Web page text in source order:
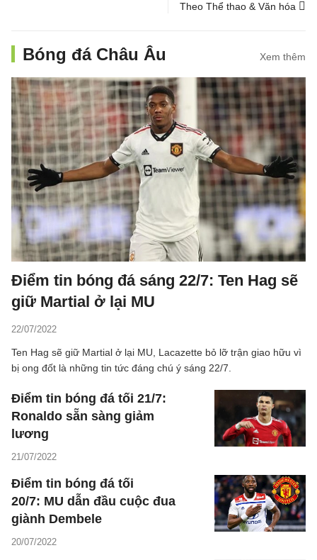
Theo Thể thao & Văn hóa
Bóng đá Châu Âu Xem thêm
Điểm tin bóng đá sáng 22/7: Ten Hag sẽ
giữ Martial ở lại MU
22/07/2022
Ten Hag sẽ giữ Martial ở lại MU, Lacazette bỏ lỡ trận giao hữu vì
bị ong đốt là những tin tức đáng chú ý sáng 22/7.
Điểm tin bóng đá tối 21/7:
Ronaldo sẵn sàng giảm
lương
21/07/2022
Điểm tin bóng đá tối
20/7: MU dẫn đầu cuộc đua
giành Dembele
20/07/2022